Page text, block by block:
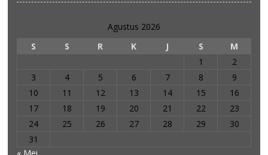
Agustus 2026
S
S R K J S
M
1
2
3
4 5 6 7 8
9
10
11 12 13 14 15
16
17
18 19 20 21 22
23
24
25 26 27 28 29
30
31